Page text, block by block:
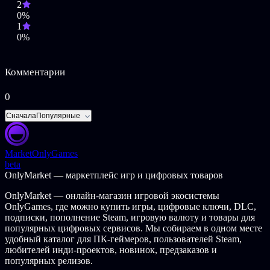
Разработчики описывают контент так:
Возраст персонажей игры превышает 18 лет.
Предостережение. Сюжет игры содержит описания
2
0%
1
0%
Комментарии
0
СначалаПопулярные
MarketOnlyGames
beta
OnlyMarket — маркетплейс игр и цифровых товаров
OnlyMarket — онлайн-магазин игровой экосистемы
OnlyGames, где можно купить игры, цифровые ключи, DLC,
подписки, пополнение Steam, игровую валюту и товары для
популярных цифровых сервисов. Мы собираем в одном месте
удобный каталог для ПК-геймеров, пользователей Steam,
любителей инди-проектов, новинок, предзаказов и
популярных релизов.